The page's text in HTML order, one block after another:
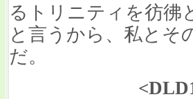
るトリニティを彷彿
と言うから、私とそ
だ。